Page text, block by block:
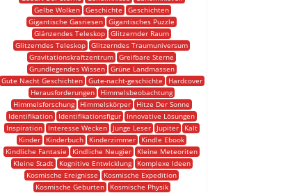
Gelbe Wolken Geschichte
Geschichten
Gigantische Gasriesen Gigantisches Puzzle
Glänzendes Teleskop Glitzernder Raum
Glitzerndes Teleskop Glitzerndes Traumuniversum
Gravitationskraftzentrum Greifbare Sterne
Grundlegendes Wissen
Grüne Landmassen
Gute Nacht Geschichten
Gute-nacht-geschichte
Hardcover
Herausforderungen
Himmelsbeobachtung
Himmelsforschung
Himmelskörper
Hitze Der Sonne
Identifikation
Identifikationsfigur
Innovative Lösungen
Inspiration
Interesse Wecken Junge Leser Jupiter
Kalt
Kinder
Kinderbuch Kinderzimmer
Kindle Ebook
Kindliche Fantasie
Kindliche Neugier
Kleine Meteoriten
Kleine Stadt
Kognitive Entwicklung
Komplexe Ideen
Kosmische Ereignisse
Kosmische Expedition
Kosmische Geburten
Kosmische Physik